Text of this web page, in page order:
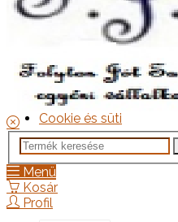
Hírek
Elérhetőség
Elállási jog
szállítás
Adatkezelési
Cookie és süti
Menü
Kosár
Profil